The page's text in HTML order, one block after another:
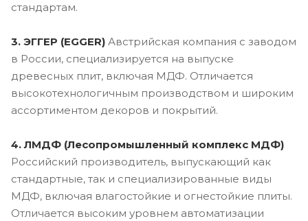
стандартам.
3. ЭГГЕР (EGGER) Австрийская компания с заводом
в России, специализируется на выпуске
древесных плит, включая МДФ. Отличается
высокотехнологичным производством и широким
ассортиментом декоров и покрытий.
4. ЛМДФ (Лесопромышленный комплекс МДФ)
Российский производитель, выпускающий как
стандартные, так и специализированные виды
МДФ, включая влагостойкие и огнестойкие плиты.
Отличается высоким уровнем автоматизации